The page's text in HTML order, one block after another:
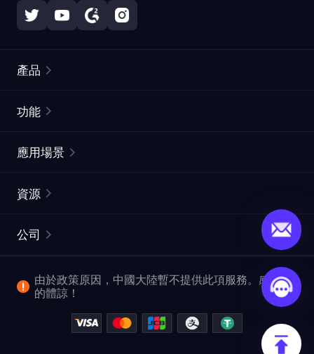
產品
靜態住宅代理
網頁擷取 API
視頻下載 API
功能
ISP代理
ProxySite
應用場景
市場研究
爬行和索引
查看所有使用案例
資源
常見問題解答
位置
公司
企業服務
反洗錢合規計劃
由於政策原因，中國大陸暫不提供此項服務。感謝您
的體諒！